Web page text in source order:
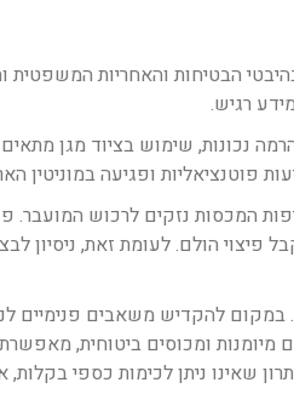
הבטיחות והאחריות המשפטית
רגיש.
נכונות, שימוש בציוד מגן
פוטנציאליות ופגיעה במוניטין
המכסות נזקים לרכוש המועבר.
הולם. לעומת זאת, ניסיון
להקדיש משאבים פנימיים
מיומנות ומכוסים ביטוחית,
שאינו ניתן לכימות כספי בקלות,